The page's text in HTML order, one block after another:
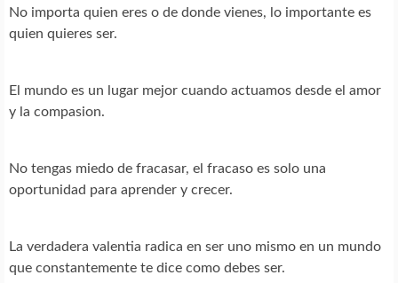
No importa quien eres o de donde vienes, lo importante es
quien quieres ser.
El mundo es un lugar mejor cuando actuamos desde el amor
y la compasion.
No tengas miedo de fracasar, el fracaso es solo una
oportunidad para aprender y crecer.
La verdadera valentia radica en ser uno mismo en un mundo
que constantemente te dice como debes ser.